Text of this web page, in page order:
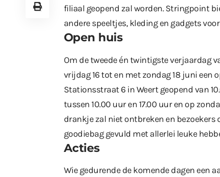
filiaal geopend zal worden. Stringpoint
andere speeltjes, kleding en gadgets
Open huis
Om de tweede én twintigste verjaardag
vrijdag 16 tot en met zondag 18 juni een
Stationsstraat 6 in Weert geopend van
tussen 10.00 uur en 17.00 uur en op
drankje zal niet ontbreken en
goodiebag gevuld met allerlei leuke
Acties
Wie gedurende de komende dagen een